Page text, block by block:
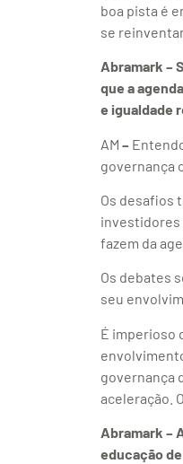
boa pista é
se
Abramark –
que a
e igualdade
AM –
governança
Os desafios
investidores
fazem da
Os debates
seu
É imperioso
governança
aceleração.
Abramark –
educação